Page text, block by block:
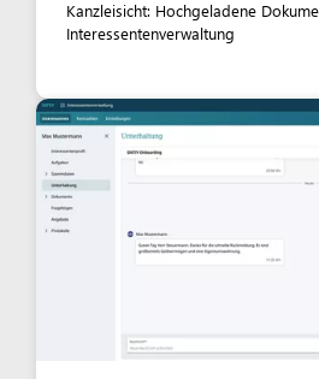
Kanzleisicht: Hochgeladene
Interessentenverwaltung